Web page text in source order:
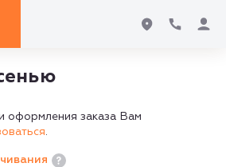
оформления заказа Вам
.